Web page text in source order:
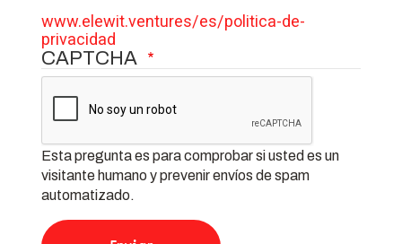
www.elewit.ventures/es/politica-de-
privacidad
CAPTCHA
Esta pregunta es para comprobar si usted es un
visitante humano y prevenir envíos de spam
automatizado.